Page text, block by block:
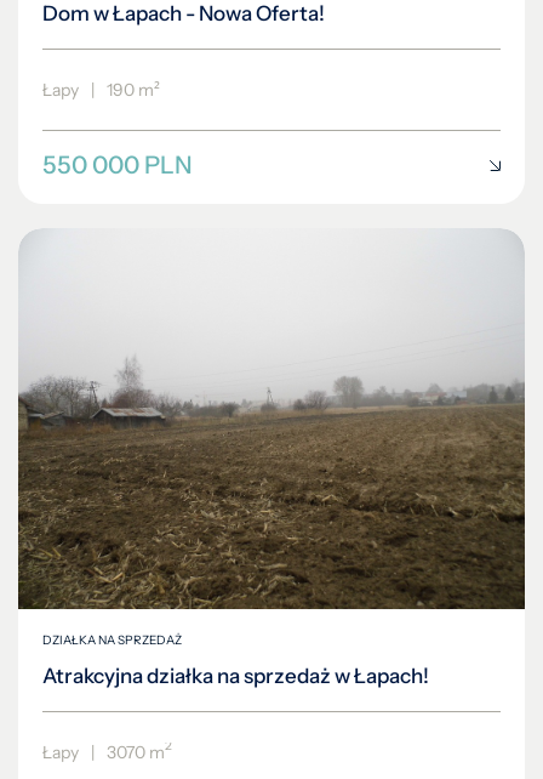
Dom w Łapach - Nowa Oferta!
Łapy 190 m²
550 000 PLN
DZIAŁKA NA SPRZEDAŻ
Atrakcyjna działka na sprzedaż w Łapach!
Łapy | 3070 m2